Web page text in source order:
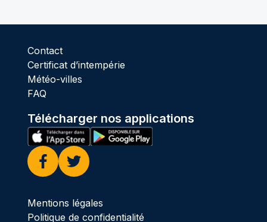
Contact
Certificat d’intempérie
Météo-villes
FAQ
Télécharger nos applications
Facebook
Twitter
Mentions légales
Politique de confidentialité